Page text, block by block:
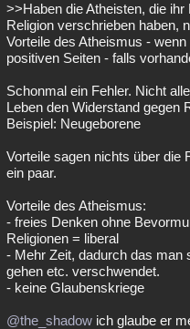
>>Haben die Atheisten, die
Religion verschrieben haben,
Vorteile des Atheismus -
‎positiven Seiten - falls
Schonmal ein Fehler. Nicht
Leben den Widerstand gegen
Beispiel: Neugeborene
Vorteile sagen nichts über die
ein paar.
Vorteile des Atheismus:
- freies Denken ohne
Religionen = liberal
- Mehr Zeit, dadurch das man
gehen etc. verschwendet.
- keine Glaubenskriege
@the_shadow ich glaube er